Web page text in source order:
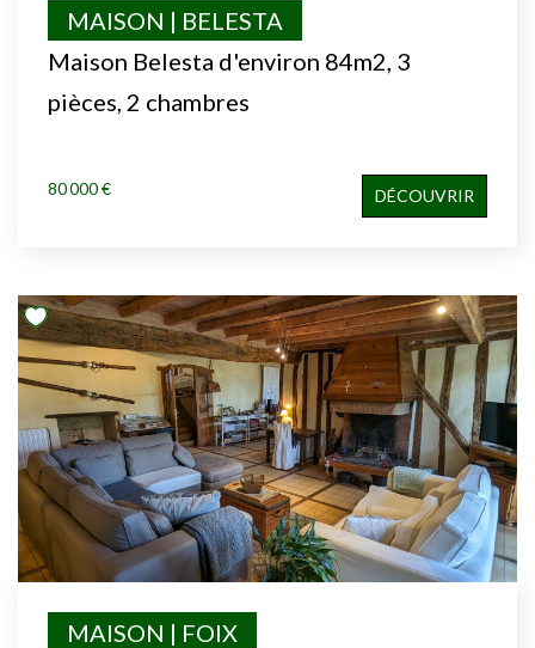
Maison Belesta d'environ 84m2, 3
pièces, 2 chambres
MAISON | BELESTA
80 000 € DÉCOUVRIR
MAISON | FOIX